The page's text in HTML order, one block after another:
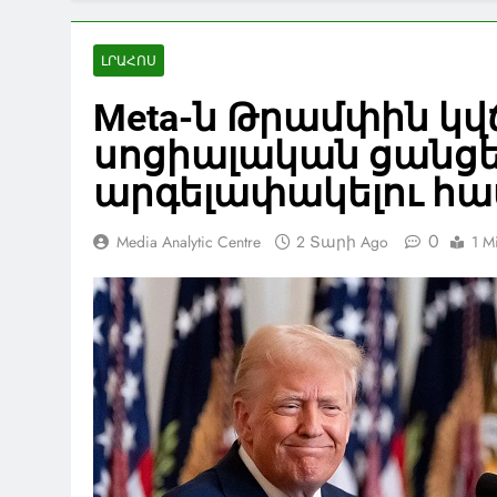
ԼՐԱՀՈՍ
Meta-ն Թրամփին
սոցիալական
արգելափակելու
Media Analytic Centre 2 Տարի Ago 0 1